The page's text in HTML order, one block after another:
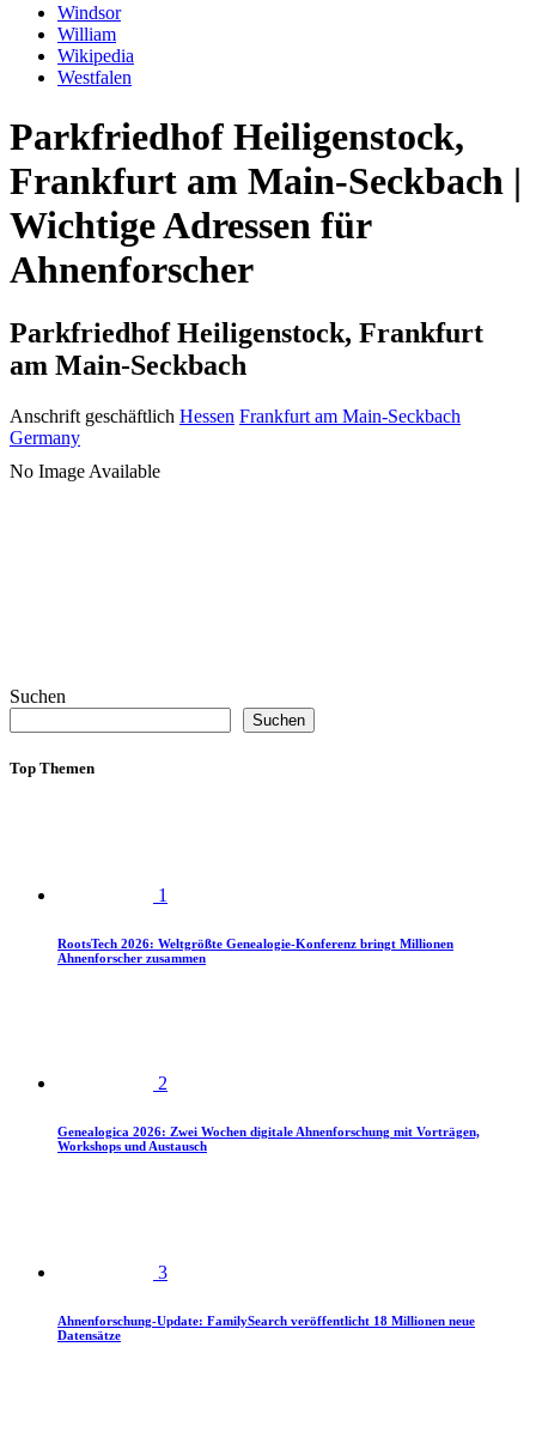
Windsor
William
Wikipedia
Westfalen
Parkfriedhof Heiligenstock,
Frankfurt am Main-Seckbach |
Wichtige Adressen für
Ahnenforscher
Parkfriedhof Heiligenstock, Frankfurt
am Main-Seckbach
Anschrift geschäftlich Hessen Frankfurt am Main-Seckbach
Germany
No Image Available
Suchen
Suchen
Top Themen
1
RootsTech 2026: Weltgrößte Genealogie-Konferenz bringt Millionen
Ahnenforscher zusammen
2
Genealogica 2026: Zwei Wochen digitale Ahnenforschung mit Vorträgen,
Workshops und Austausch
3
Ahnenforschung-Update: FamilySearch veröffentlicht 18 Millionen neue
Datensätze